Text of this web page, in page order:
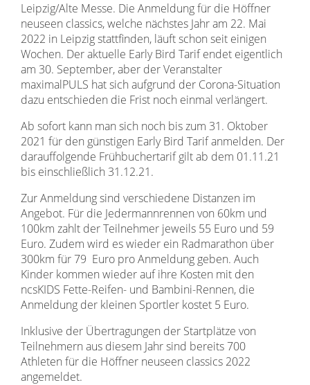
Leipzig/Alte Messe. Die Anmeldung für die Höffner
neuseen classics, welche nächstes Jahr am 22. Mai
2022 in Leipzig stattfinden, läuft schon seit einigen
Wochen. Der aktuelle Early Bird Tarif endet eigentlich
am 30. September, aber der Veranstalter
maximalPULS hat sich aufgrund der Corona-Situation
dazu entschieden die Frist noch einmal verlängert.
Ab sofort kann man sich noch bis zum 31. Oktober
2021 für den günstigen Early Bird Tarif anmelden. Der
darauffolgende Frühbuchertarif gilt ab dem 01.11.21
bis einschließlich 31.12.21.
Zur Anmeldung sind verschiedene Distanzen im
Angebot. Für die Jedermannrennen von 60km und
100km zahlt der Teilnehmer jeweils 55 Euro und 59
Euro. Zudem wird es wieder ein Radmarathon über
300km für 79 Euro pro Anmeldung geben. Auch
Kinder kommen wieder auf ihre Kosten mit den
ncsKIDS Fette-Reifen- und Bambini-Rennen, die
Anmeldung der kleinen Sportler kostet 5 Euro.
Inklusive der Übertragungen der Startplätze von
Teilnehmern aus diesem Jahr sind bereits 700
Athleten für die Höffner neuseen classics 2022
angemeldet.